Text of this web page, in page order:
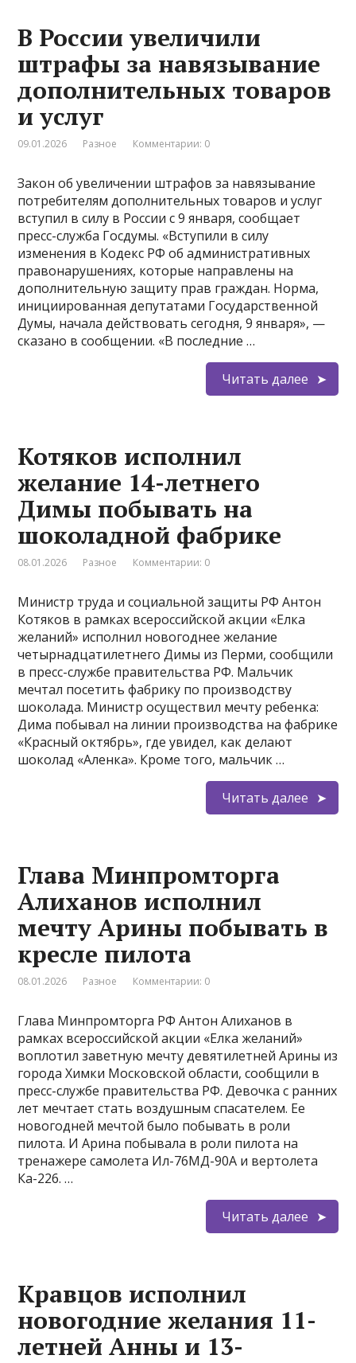
В России увеличили
штрафы за навязывание
дополнительных товаров
и услуг
09.01.2026 Разное Комментарии: 0
Закон об увеличении штрафов за навязывание
потребителям дополнительных товаров и услуг
вступил в силу в России с 9 января, сообщает
пресс-служба Госдумы. «Вступили в силу
изменения в Кодекс РФ об административных
правонарушениях, которые направлены на
дополнительную защиту прав граждан. Норма,
инициированная депутатами Государственной
Думы, начала действовать сегодня, 9 января», —
сказано в сообщении. «В последние …
Читать далее
Котяков исполнил
желание 14-летнего
Димы побывать на
шоколадной фабрике
08.01.2026 Разное Комментарии: 0
Министр труда и социальной защиты РФ Антон
Котяков в рамках всероссийской акции «Елка
желаний» исполнил новогоднее желание
четырнадцатилетнего Димы из Перми, сообщили
в пресс-службе правительства РФ. Мальчик
мечтал посетить фабрику по производству
шоколада. Министр осуществил мечту ребенка:
Дима побывал на линии производства на фабрике
«Красный октябрь», где увидел, как делают
шоколад «Аленка». Кроме того, мальчик …
Читать далее
Глава Минпромторга
Алиханов исполнил
мечту Арины побывать в
кресле пилота
08.01.2026 Разное Комментарии: 0
Глава Минпромторга РФ Антон Алиханов в
рамках всероссийской акции «Елка желаний»
воплотил заветную мечту девятилетней Арины из
города Химки Московской области, сообщили в
пресс-службе правительства РФ. Девочка с ранних
лет мечтает стать воздушным спасателем. Ее
новогодней мечтой было побывать в роли
пилота. И Арина побывала в роли пилота на
тренажере самолета Ил-76МД-90А и вертолета
Ка-226. …
Читать далее
Кравцов исполнил
новогодние желания 11-
летней Анны и 13-